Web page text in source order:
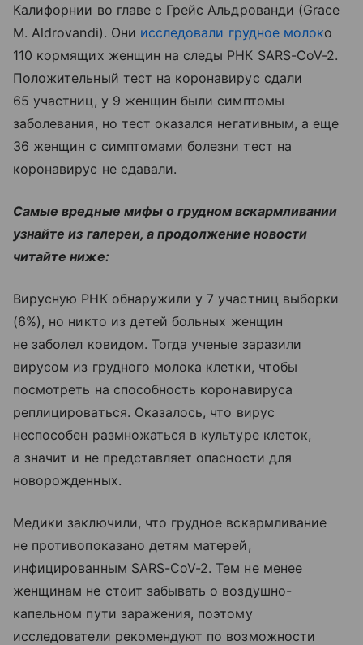
Калифорнии во главе с Грейс Альдрованди (Grace
M. Aldrovandi). Они исследовали грудное молоко
110 кормящих женщин на следы РНК SARS-CoV-2.
Положительный тест на коронавирус сдали
65 участниц, у 9 женщин были симптомы
заболевания, но тест оказался негативным, а еще
36 женщин с симптомами болезни тест на
коронавирус не сдавали.
Cамые вредные мифы о грудном вскармливании
узнайте из галереи, а продолжение новости
читайте ниже:
Вирусную РНК обнаружили у 7 участниц выборки
(6%), но никто из детей больных женщин
не заболел ковидом. Тогда ученые заразили
вирусом из грудного молока клетки, чтобы
посмотреть на способность коронавируса
реплицироваться. Оказалось, что вирус
неспособен размножаться в культуре клеток,
а значит и не представляет опасности для
новорожденных.
Медики заключили, что грудное вскармливание
не противопоказано детям матерей,
инфицированным SARS-CoV-2. Тем не менее
женщинам не стоит забывать о воздушно-
капельном пути заражения, поэтому
исследователи рекомендуют по возможности